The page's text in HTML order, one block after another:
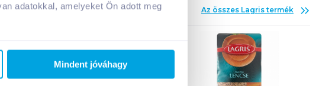
adatokkal, amelyeket Ön adott meg
Mindent jóváhagy
Az összes Lagris termék